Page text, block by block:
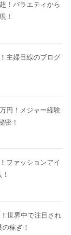
！バラエティから
！
主婦目線のブログ
円！メジャー経験
密！
ファッションアイ
世界中で注目され
稼ぎ！